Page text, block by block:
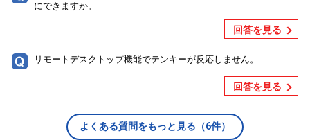
にできますか。
回答を見る
リモートデスクトップ機能でテンキーが反応しません。
回答を見る
よくある質問をもっと見る（6件）